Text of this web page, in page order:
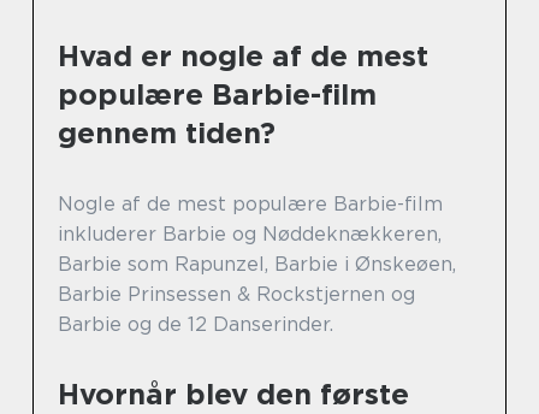
Hvad er nogle af de mest
populære Barbie-film
gennem tiden?
Nogle af de mest populære Barbie-film
inkluderer Barbie og Nøddeknækkeren,
Barbie som Rapunzel, Barbie i Ønskeøen,
Barbie Prinsessen & Rockstjernen og
Barbie og de 12 Danserinder.
Hvornår blev den første